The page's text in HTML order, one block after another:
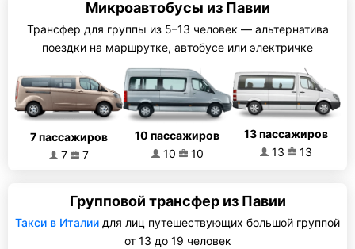
Микроавтобусы из Павии
Трансфер для группы из 5–13 человек — альтернатива
поездки на маршрутке, автобусе или электричке
7 пассажиров
7
7
10 пассажиров
10
10
13 пассажиров
13
13
Групповой трансфер из Павии
Такси в Италии для лиц путешествующих большой группой
от 13 до 19 человек